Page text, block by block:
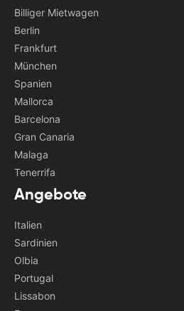
Billiger Mietwagen
Berlin
Frankfurt
München
Spanien
Mallorca
Barcelona
Gran Canaria
Malaga
Tenerrifa
Angebote
Italien
Sardinien
Olbia
Portugal
Lissabon